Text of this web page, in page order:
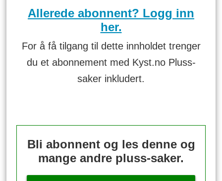
Allerede abonnent? Logg inn
her.
For å få tilgang til dette innholdet trenger
du et abonnement med Kyst.no Pluss-
saker inkludert.
Bli abonnent og les denne og
mange andre pluss-saker.